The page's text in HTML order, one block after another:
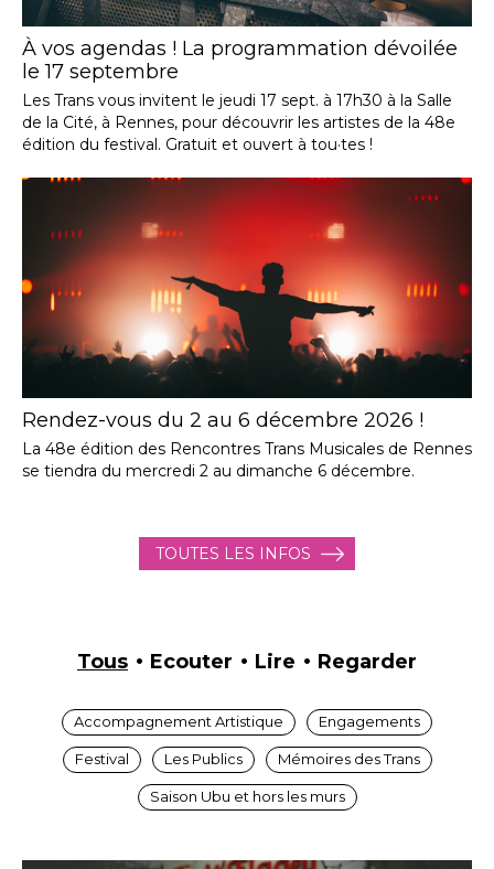
À vos agendas ! La programmation dévoilée
le 17 septembre
Les Trans vous invitent le jeudi 17 sept. à 17h30 à la Salle
de la Cité, à Rennes, pour découvrir les artistes de la 48e
édition du festival. Gratuit et ouvert à tou·tes !
Rendez-vous du 2 au 6 décembre 2026 !
La 48e édition des Rencontres Trans Musicales de Rennes
se tiendra du mercredi 2 au dimanche 6 décembre.
TOUTES LES INFOS
Tous Ecouter Lire Regarder
Accompagnement Artistique Engagements
Festival Les Publics Mémoires des Trans
Saison Ubu et hors les murs